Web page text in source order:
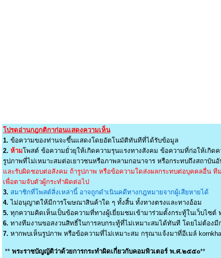
โปรดอ่านกฎกติกาก่อนแสดงความเห็น
1. ข้อความของท่านจะขึ้นแสดงโดยอัตโนมัติทันทีที่ได้รับข้อมูล
2. ห้ามโพสต์ ข้อความยั่วยุให้เกิดความรุนแรงทางสังคม ข้อความที่ก่อให้เกิด
รูปภาพที่ไม่เหมาะสมต่อเยาวชนหรือภาพลามกอนาจาร หรือกระทบถึงสถาบันอั
และรับผิดชอบต่อสังคม ถ้ารูปภาพ หรือข้อความใดส่งผลกระทบต่อบุคคลอื่น ที
เพื่อตามจับตัวผู้กระทำผิดต่อไป
3. สมาชิกที่โพสต์สิ่งเหล่านี้ อาจถูกดำเนินคดีทางกฎหมายจากผู้เสียหายได้
4. ไม่อนุญาตให้มีการโฆษณาสินค้าใด ๆ ทั้งสิ้น ทั้งทางตรงและทางอ้อม
5. ทุกความคิดเห็นเป็นข้อความที่ทางผู้เยี่ยมชมเข้ามาร่วมตั้งกระทู้ในเว็บไซต์
6. ทางทีมงานขอสงวนสิทธิ์ในการลบกระทู้ที่ไม่เหมาะสมได้ทันที โดยไม่ต้อง
7. หากพบเห็นรูปภาพ หรือข้อความที่ไม่เหมาะสม กรุณาแจ้งมาที่อีเมล์
** พระราชบัญญัติว่าด้วยการกระทำผิดเกี่ยวกับคอมพิวเตอร์ พ.ศ.๒๕๕๐**